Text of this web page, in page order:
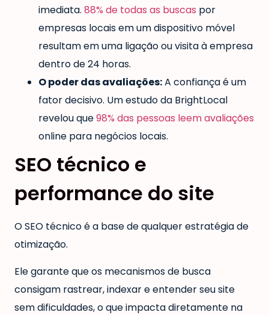
imediata. 88% de todas as buscas por
empresas locais em um dispositivo móvel
resultam em uma ligação ou visita à empresa
dentro de 24 horas.
O poder das avaliações:A confiança é um
fator decisivo. Um estudo da BrightLocal
revelou que98% das pessoas leem avaliações
online para negócios locais.
SEO técnico e
performance do site
O SEO técnico é a base de qualquer estratégia de
otimização.
Ele garante que os mecanismos de busca
consigam rastrear, indexar e entender seu site
sem dificuldades, o que impacta diretamente na